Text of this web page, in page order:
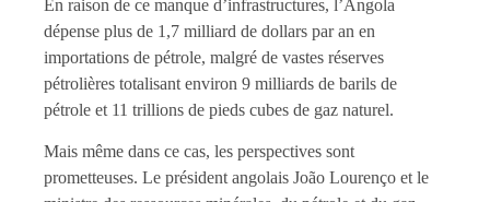
En raison de ce manque d’infrastructures, l’Angola
dépense plus de 1,7 milliard de dollars par an en
importations de pétrole, malgré de vastes réserves
pétrolières totalisant environ 9 milliards de barils de
pétrole et 11 trillions de pieds cubes de gaz naturel.
Mais même dans ce cas, les perspectives sont
prometteuses. Le président angolais João Lourenço et le